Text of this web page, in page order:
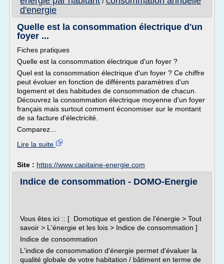
d'energie
Quelle est la consommation électrique d'un
foyer ...
Fiches pratiques
Quelle est la consommation électrique d'un foyer ?
Quel est la consommation électrique d'un foyer ? Ce chiffre
peut évoluer en fonction de différents paramètres d'un
logement et des habitudes de consommation de chacun.
Découvrez la consommation électrique moyenne d'un foyer
français mais surtout comment économiser sur le montant
de sa facture d'électricité.
Comparez...
Lire la suite
Site : https://www.capitaine-energie.com
Indice de consommation - DOMO-Energie
Vous êtes ici :: [ Domotique et gestion de l'énergie > Tout
savoir > L'énergie et les lois > Indice de consommation ]
Indice de consommation
L'indice de consommation d'énergie permet d'évaluer la
qualité globale de votre habitation / bâtiment en terme de